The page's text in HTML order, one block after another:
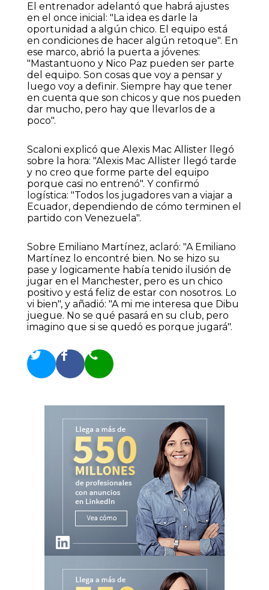
El entrenador adelantó que habrá ajustes
en el once inicial: "La idea es darle la
oportunidad a algún chico. El equipo está
en condiciones de hacer algún retoque". En
ese marco, abrió la puerta a jóvenes:
"Mastantuono y Nico Paz pueden ser parte
del equipo. Son cosas que voy a pensar y
luego voy a definir. Siempre hay que tener
en cuenta que son chicos y que nos pueden
dar mucho, pero hay que llevarlos de a
poco".
Scaloni explicó que Alexis Mac Allister llegó
sobre la hora: "Alexis Mac Allister llegó tarde
y no creo que forme parte del equipo
porque casi no entrenó". Y confirmó
logística: "Todos los jugadores van a viajar a
Ecuador, dependiendo de cómo terminen el
partido con Venezuela".
Sobre Emiliano Martínez, aclaró: "A Emiliano
Martínez lo encontré bien. No se hizo su
pase y logicamente había tenido ilusión de
jugar en el Manchester, pero es un chico
positivo y está feliz de estar con nosotros. Lo
vi bien", y añadió: "A mi me interesa que Dibu
juegue. No se qué pasará en su club, pero
imagino que si se quedó es porque jugará".